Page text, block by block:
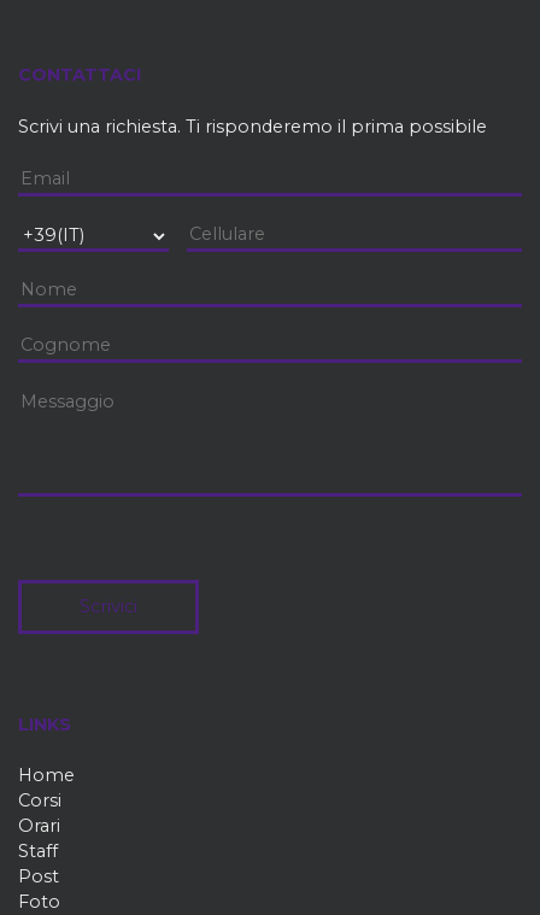
CONTATTACI
Scrivi una richiesta. Ti risponderemo il prima possibile
Scrivici
LINKS
Home
Corsi
Orari
Staff
Post
Foto